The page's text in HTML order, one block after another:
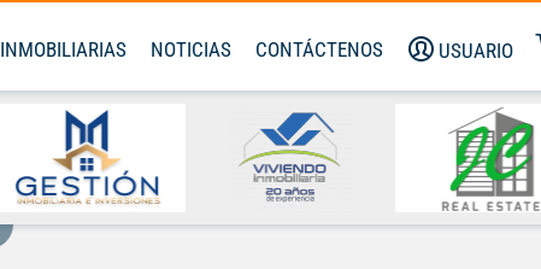
INMOBILIARIAS NOTICIAS CONTÁCTENOS USUARIO